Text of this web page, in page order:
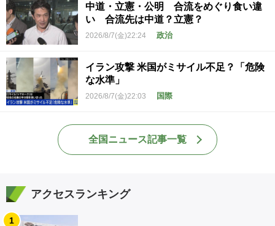
中道・立憲・公明 合流をめぐり食い違
い 合流先は中道？立憲？
2026/8/7(金)22:24 政治
イラン攻撃 米国がミサイル不足？「危険
な水準」
2026/8/7(金)22:03 国際
全国ニュース記事一覧
アクセスランキング
1